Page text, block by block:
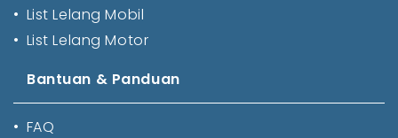
• List Lelang Mobil
• List Lelang Motor
Bantuan & Panduan
• FAQ